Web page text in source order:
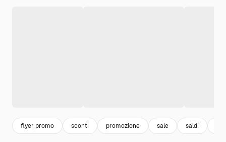
flyer promo sconti promozione sale saldi